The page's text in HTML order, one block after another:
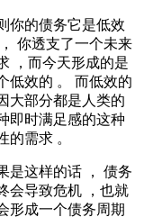
你的债务它是低效
你透支了一个未来
，而今天形成的是
低效的 。 而低效的
大部分都是人类的
即时满足感的这种
的需求 。
是这样的话 ， 债务
会导致危机 ，也就
形成一个债务周期